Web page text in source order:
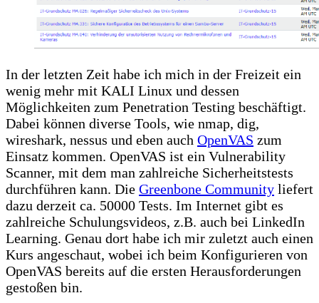
In der letzten Zeit habe ich mich in der Freizeit ein
wenig mehr mit KALI Linux und dessen
Möglichkeiten zum Penetration Testing beschäftigt.
Dabei können diverse Tools, wie nmap, dig,
wireshark, nessus und eben auch OpenVAS zum
Einsatz kommen. OpenVAS ist ein Vulnerability
Scanner, mit dem man zahlreiche Sicherheitstests
durchführen kann. Die Greenbone Community liefert
dazu derzeit ca. 50000 Tests. Im Internet gibt es
zahlreiche Schulungsvideos, z.B. auch bei LinkedIn
Learning. Genau dort habe ich mir zuletzt auch einen
Kurs angeschaut, wobei ich beim Konfigurieren von
OpenVAS bereits auf die ersten Herausforderungen
gestoßen bin.